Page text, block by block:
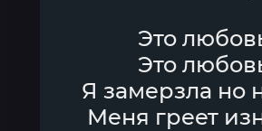
Это
Это
Я замерзла но
Меня греет